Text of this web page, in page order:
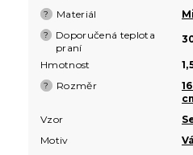
? Materiál
?
Doporučená teplota
praní
Hmotnost
? Rozměr
Vzor
Motiv